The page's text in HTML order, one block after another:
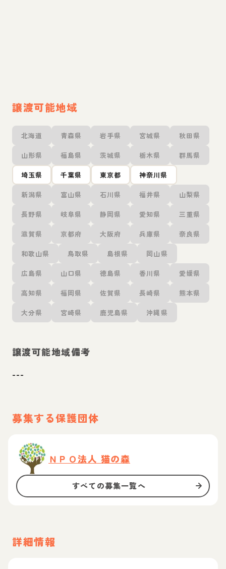
譲渡可能地域
北海道 青森県 岩手県 宮城県 秋田県
山形県 福島県 茨城県 栃木県 群馬県
埼玉県 千葉県 東京都 神奈川県
新潟県 富山県 石川県 福井県 山梨県
長野県 岐阜県 静岡県 愛知県 三重県
滋賀県 京都府 大阪府 兵庫県 奈良県
和歌山県 鳥取県 島根県 岡山県
広島県 山口県 徳島県 香川県 愛媛県
高知県 福岡県 佐賀県 長崎県 熊本県
大分県 宮崎県 鹿児島県 沖縄県
譲渡可能地域備考
---
募集する保護団体
ＮＰＯ法人 猫の森
すべての募集一覧へ
詳細情報